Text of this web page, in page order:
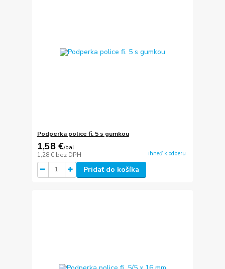
Podperka police fi. 5 s gumkou
1,58 €/bal
1,28 € bez DPH ihneď k odberu
Pridať do košíka